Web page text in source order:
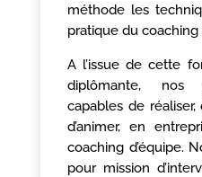
méthode les
pratique du coaching
A l’issue de cette
diplômante, nos
capables de
d’animer, en
coaching d’équipe.
pour mission